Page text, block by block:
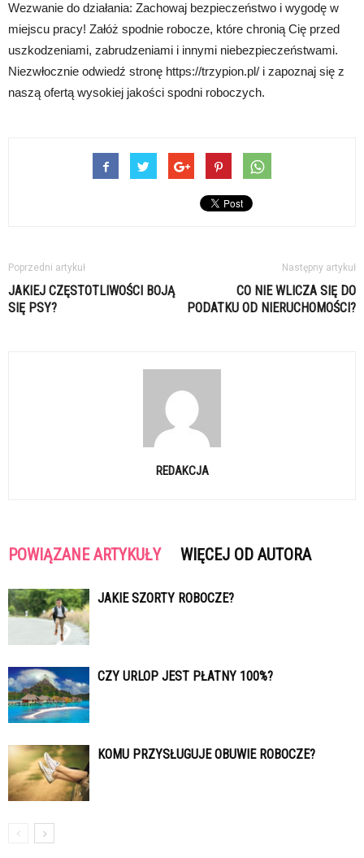
Wezwanie do działania: Zachowaj bezpieczeństwo i wygodę w
miejscu pracy! Załóż spodnie robocze, które chronią Cię przed
uszkodzeniami, zabrudzeniami i innymi niebezpieczeństwami.
Niezwłocznie odwiedź stronę https://trzypion.pl/ i zapoznaj się z
naszą ofertą wysokiej jakości spodni roboczych.
Poprzedni artykuł
JAKIEJ CZĘSTOTLIWOŚCI BOJĄ
SIĘ PSY?
Następny artykuł
CO NIE WLICZA SIĘ DO
PODATKU OD NIERUCHOMOŚCI?
REDAKCJA
POWIĄZANE ARTYKUŁY WIĘCEJ OD AUTORA
JAKIE SZORTY ROBOCZE?
CZY URLOP JEST PŁATNY 100%?
KOMU PRZYSŁUGUJE OBUWIE ROBOCZE?